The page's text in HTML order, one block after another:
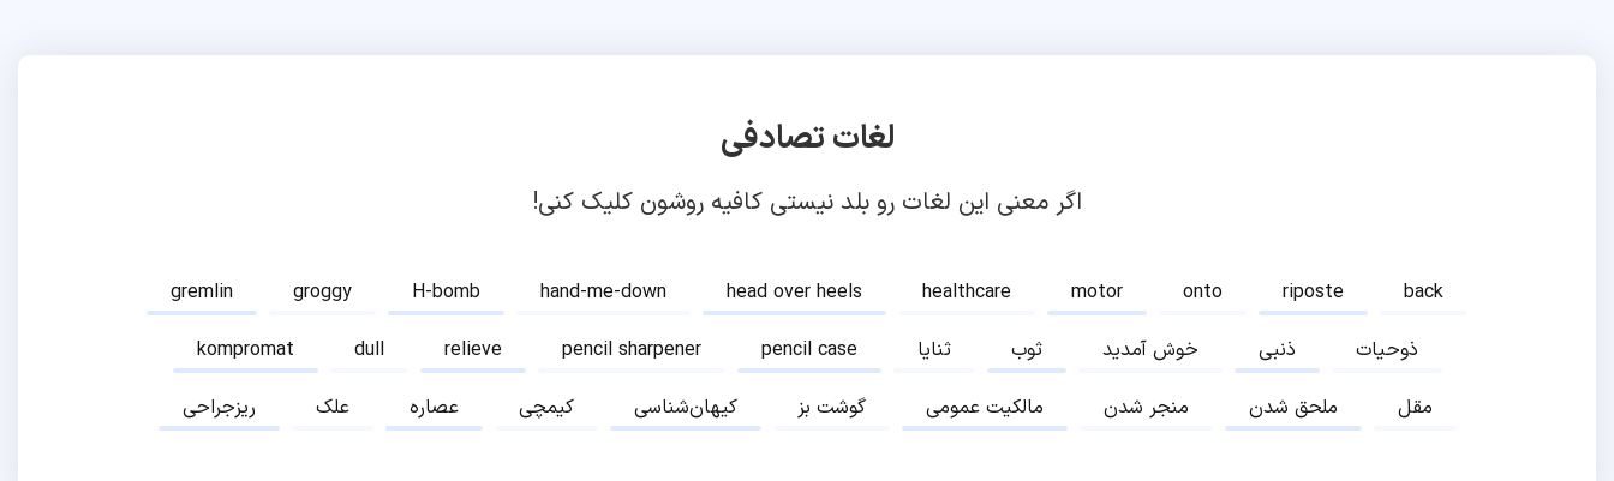
لغات تصادفی
اگر معنی این لغات رو بلد نیستی کافیه روشون کلیک کنی!
gremlin groggy H-bomb hand-me-down head over heels healthcare motor onto riposte
back
kompromat
dull relieve pencil sharpener pencil case ثنایا ثوب خوش آمدید ذنبی
ذوحیات
ریزجراحی
علک عصاره کیمچی کیهان‌شناسی گوشت بز مالکیت عمومی منجر شدن ملحق شدن مقل